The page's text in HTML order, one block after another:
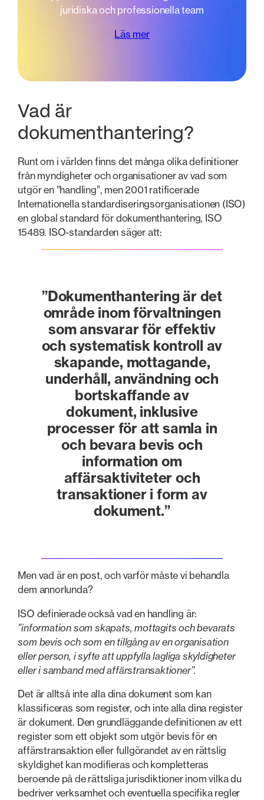
juridiska och professionella team
Läs mer
Vad är
dokumenthantering?
Runt om i världen finns det många olika definitioner
från myndigheter och organisationer av vad som
utgör en ”handling”, men 2001 ratificerade
Internationella standardiseringsorganisationen (ISO)
en global standard för dokumenthantering, ISO
15489. ISO-standarden säger att:
”Dokumenthantering är det
område inom förvaltningen
som ansvarar för effektiv
och systematisk kontroll av
skapande, mottagande,
underhåll, användning och
bortskaffande av
dokument, inklusive
processer för att samla in
och bevara bevis och
information om
affärsaktiviteter och
transaktioner i form av
dokument.”
Men vad är en post, och varför måste vi behandla
dem annorlunda?
ISO definierade också vad en handling är:
”information som skapats, mottagits och bevarats
som bevis och som en tillgång av en organisation
eller person, i syfte att uppfylla lagliga skyldigheter
eller i samband med affärstransaktioner”.
Det är alltså inte alla dina dokument som kan
klassificeras som register, och inte alla dina register
är dokument. Den grundläggande definitionen av ett
register som ett objekt som utgör bevis för en
affärstransaktion eller fullgörandet av en rättslig
skyldighet kan modifieras och kompletteras
beroende på de rättsliga jurisdiktioner inom vilka du
bedriver verksamhet och eventuella specifika regler